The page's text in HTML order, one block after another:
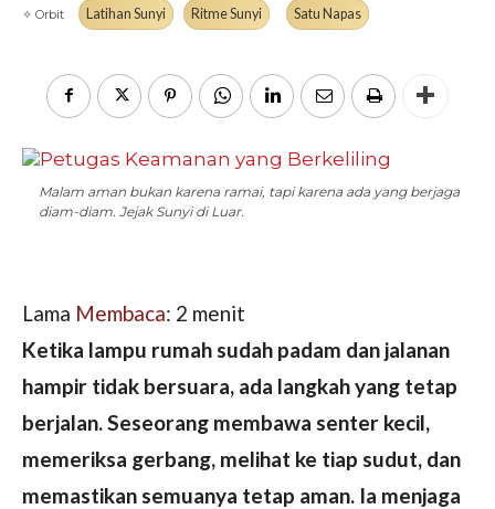
✧ Orbit Latihan Sunyi Ritme Sunyi Satu Napas
Malam aman bukan karena ramai, tapi karena ada yang berjaga
diam-diam. Jejak Sunyi di Luar.
Lama Membaca: 2 menit
Ketika lampu rumah sudah padam dan jalanan
hampir tidak bersuara, ada langkah yang tetap
berjalan. Seseorang membawa senter kecil,
memeriksa gerbang, melihat ke tiap sudut, dan
memastikan semuanya tetap aman. Ia menjaga